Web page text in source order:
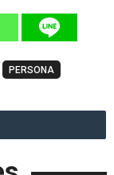
PERSONA